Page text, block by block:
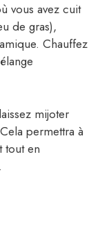
vous avez cuit
de gras),
Chauffez
mijoter
permettra à
tout en